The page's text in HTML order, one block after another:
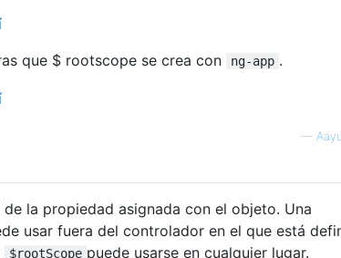
que $ rootscope se crea con ng-app .
—
la propiedad asignada con el objeto. Una
usar fuera del controlador en el que está
$rootScope puede usarse en cualquier lugar.